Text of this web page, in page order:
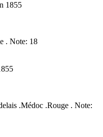
1855
. Note: 18
.Médoc .Rouge . Note: